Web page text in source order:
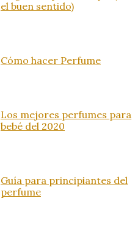
el buen sentido)
Cómo hacer Perfume
Los mejores perfumes para
bebé del 2020
Guía para principiantes del
perfume